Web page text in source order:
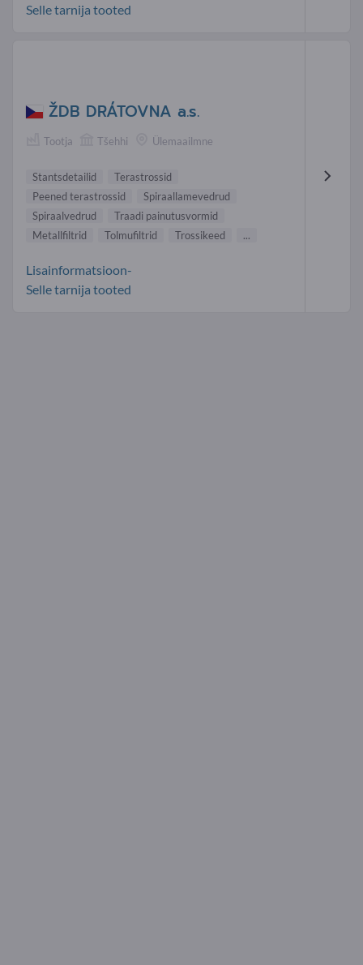
Selle tarnija tooted
ŽDB DRÁTOVNA a.s.
Tootja Tšehhi Ülemaailmne
Stantsdetailid
Terastrossid
Peened terastrossid
Spiraallamevedrud
Spiraalvedrud
Traadi painutusvormid
Metallfiltrid
Tolmufiltrid Trossikeed ...
Lisainformatsioon-
Selle tarnija tooted